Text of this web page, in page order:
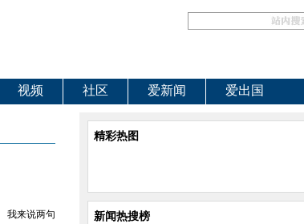
视频 社区 爱新闻 爱出国
我来说两句
精彩热图
新闻热搜榜